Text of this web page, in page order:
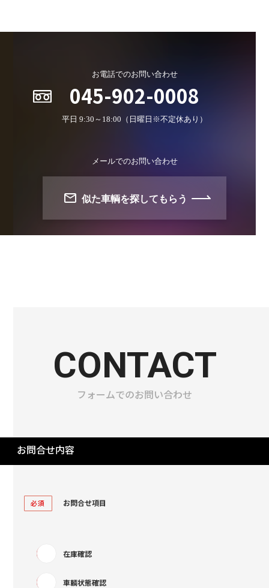
お電話でのお問い合わせ
045-902-0008
平日 9:30～18:00（日曜日※不定休あり）
メールでのお問い合わせ
似た車輌を探してもらう
CONTACT
フォームでのお問い合わせ
お問合せ内容
必須 お問合せ項目
在庫確認
車輌状態確認